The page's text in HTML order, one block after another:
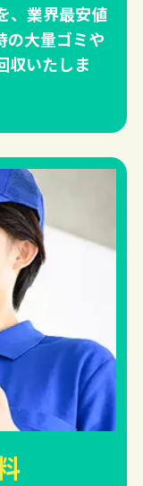
、業界最安値
の大量ゴミや
収いたしま